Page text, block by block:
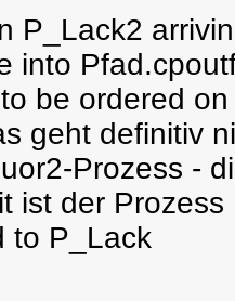
P_Lack2
into
be ordered
geht definitiv
Prozess -
ist der
to P_Lack